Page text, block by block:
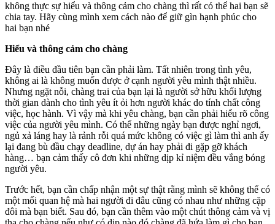
không thực sự hiểu và thông cảm cho chàng thì rất có thể hai bạn sẽ
chia tay. Hãy cùng mình xem cách nào để giữ gìn hạnh phúc cho
hai bạn nhé
Hiểu và thông cảm cho chàng
Đây là điều đầu tiên bạn cần phải làm. Tất nhiên trong tình yêu,
không ai là không muốn được ở cạnh người yêu mình thật nhiều.
Nhưng ngặt nỗi, chàng trai của bạn lại là người sở hữu khối lượng
thời gian dành cho tình yêu ít ỏi hơn người khác do tính chất công
việc, học hành. Vì vậy mà khi yêu chàng, bạn cần phải hiểu rõ công
việc của người yêu mình. Có thể những ngày bạn được nghỉ ngơi,
ngủ xả láng hay là rảnh rỗi quá mức không có việc gì làm thì anh ấy
lại đang bù đầu chạy deadline, dự án hay phải đi gặp gỡ khách
hàng… bạn cảm thấy cô đơn khi những dịp kỉ niệm đều vắng bóng
người yêu.
Trước hết, bạn cần chấp nhận một sự thật rằng mình sẽ không thể có
một mối quan hệ mà hai người đi đâu cũng có nhau như những cặp
đôi mà bạn biết. Sau đó, bạn cần thêm vào một chút thông cảm và vị